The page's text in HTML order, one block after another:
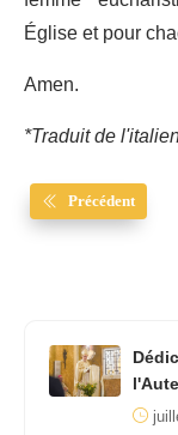
Église et pour
Amen.
*Traduit de
Précédent